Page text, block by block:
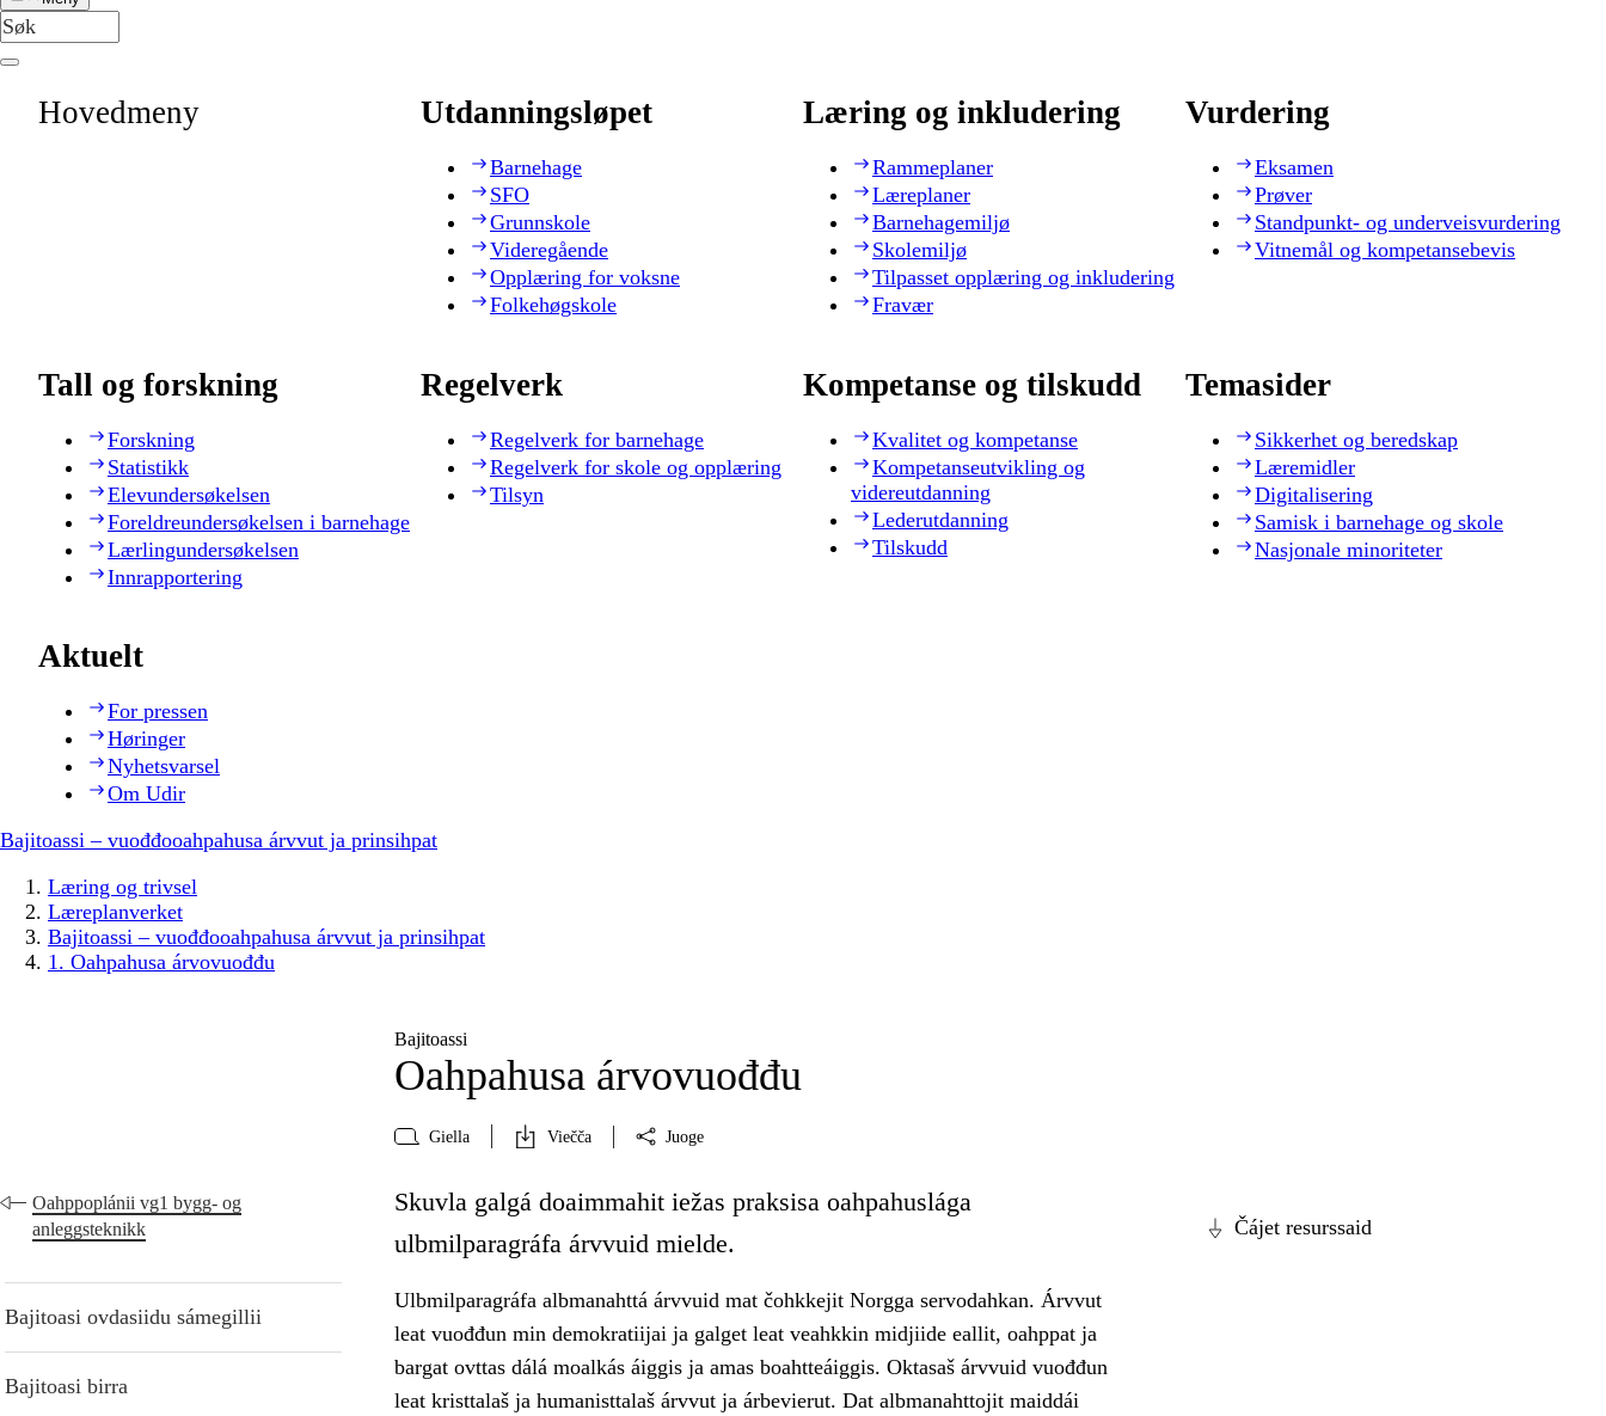
Hovedmeny Utdanningsløpet
Barnehage
SFO
Grunnskole
Videregående
Opplæring for voksne
Folkehøgskole
Læring og inkludering
Rammeplaner
Læreplaner
Barnehagemiljø
Skolemiljø
Tilpasset opplæring og inkludering
Fravær
Vurdering
Eksamen
Prøver
Standpunkt- og underveisvurdering
Vitnemål og kompetansebevis
Tall og forskning
Forskning
Statistikk
Elevundersøkelsen
Foreldreundersøkelsen i barnehage
Lærlingundersøkelsen
Innrapportering
Regelverk
Regelverk for barnehage
Regelverk for skole og opplæring
Tilsyn
Kompetanse og tilskudd
Kvalitet og kompetanse
Kompetanseutvikling og
videreutdanning
Lederutdanning
Tilskudd
Temasider
Sikkerhet og beredskap
Læremidler
Digitalisering
Samisk i barnehage og skole
Nasjonale minoriteter
Aktuelt
For pressen
Høringer
Nyhetsvarsel
Om Udir
Bajitoassi – vuođđooahpahusa árvvut ja prinsihpat
Læring og trivsel
Læreplanverket
Bajitoassi – vuođđooahpahusa árvvut ja prinsihpat
1. Oahpahusa árvovuođđu
Bajitoassi
Oahpahusa árvovuođđu
Giella Viečča Juoge
Oahppoplánii vg1 bygg- og
anleggsteknikk
Bajitoasi ovdasiidu sámegillii
Bajitoasi birra
Čájet resurssaid
Skuvla galgá doaimmahit iežas praksisa oahpahuslága
ulbmilparagráfa árvvuid mielde.
Ulbmilparagráfa albmanahttá árvvuid mat čohkkejit Norgga servodahkan. Árvvut
leat vuođđun min demokratiijai ja galget leat veahkkin midjiide eallit, oahppat ja
bargat ovttas dálá moalkás áiggis ja amas boahtteáiggis. Oktasaš árvvuid vuođđun
leat kristtalaš ja humanisttalaš árvvut ja árbevierut. Dat albmanahttojit maiddái